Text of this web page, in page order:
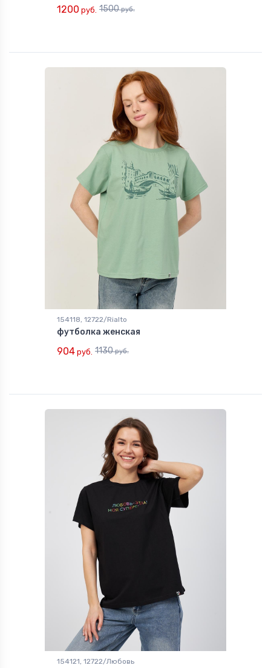
1200 руб. 1500руб.
154118, 12722/Rialto
футболка женская
904 руб. 1130руб.
154121, 12722/Любовь